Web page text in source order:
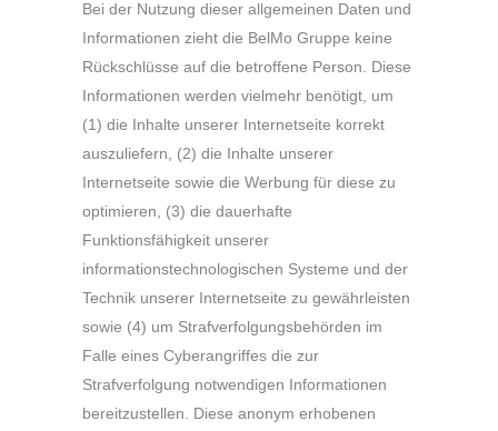
Bei der Nutzung dieser allgemeinen Daten und
Informationen zieht die BelMo Gruppe keine
Rückschlüsse auf die betroffene Person. Diese
Informationen werden vielmehr benötigt, um
(1) die Inhalte unserer Internetseite korrekt
auszuliefern, (2) die Inhalte unserer
Internetseite sowie die Werbung für diese zu
optimieren, (3) die dauerhafte
Funktionsfähigkeit unserer
informationstechnologischen Systeme und der
Technik unserer Internetseite zu gewährleisten
sowie (4) um Strafverfolgungsbehörden im
Falle eines Cyberangriffes die zur
Strafverfolgung notwendigen Informationen
bereitzustellen. Diese anonym erhobenen